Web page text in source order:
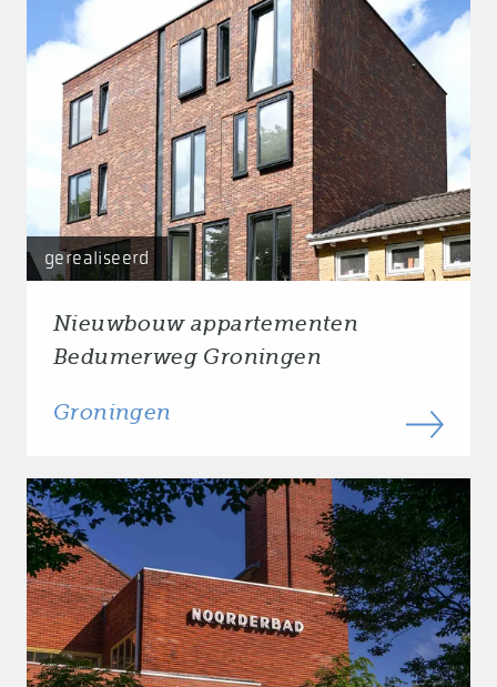
gerealiseerd
Nieuwbouw appartementen
Bedumerweg Groningen
Groningen